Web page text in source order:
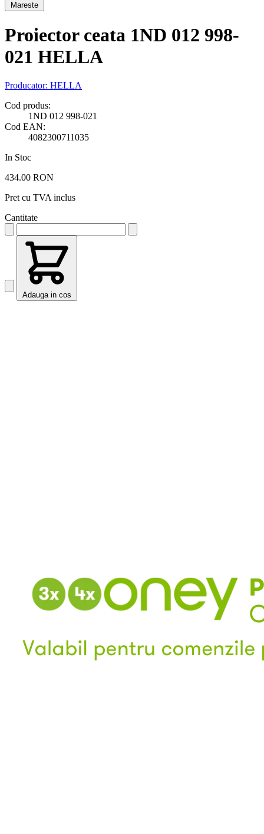
Mareste
Proiector ceata 1ND 012 998-
021 HELLA
Producator: HELLA
Cod produs:
1ND 012 998-021
Cod EAN:
4082300711035
In Stoc
434.00 RON
Pret cu TVA inclus
Cantitate
Adauga in cos